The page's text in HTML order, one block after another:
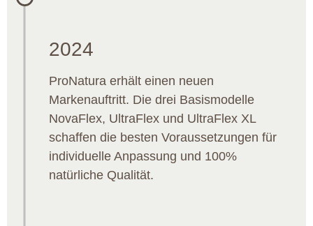
2024
ProNatura erhält einen neuen
Markenauftritt. Die drei Basismodelle
NovaFlex, UltraFlex und UltraFlex XL
schaffen die besten Voraussetzungen für
individuelle Anpassung und 100%
natürliche Qualität.